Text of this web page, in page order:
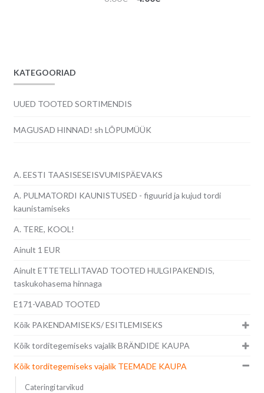
KATEGOORIAD
UUED TOOTED SORTIMENDIS
MAGUSAD HINNAD! sh LÕPUMÜÜK
A. EESTI TAASISESEISVUMISPÄEVAKS
A. PULMATORDI KAUNISTUSED - figuurid ja kujud tordi
kaunistamiseks
A. TERE, KOOL!
Ainult 1 EUR
Ainult ETTETELLITAVAD TOOTED HULGIPAKENDIS,
taskukohasema hinnaga
E171-VABAD TOOTED
Kõik PAKENDAMISEKS/ ESITLEMISEKS
Kõik torditegemiseks vajalik BRÄNDIDE KAUPA
Kõik torditegemiseks vajalik TEEMADE KAUPA
Cateringi tarvikud